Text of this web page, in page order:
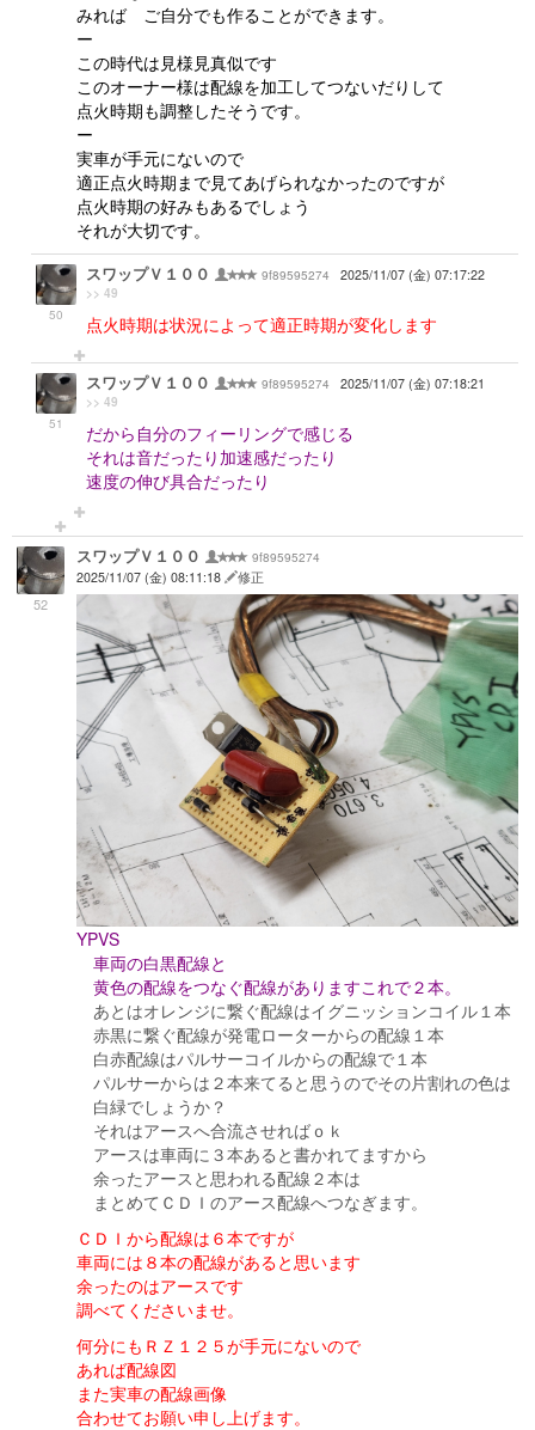
みれば ご自分でも作ることができます。
ー
この時代は見様見真似です
このオーナー様は配線を加工してつないだりして
点火時期も調整したそうです。
ー
実車が手元にないので
適正点火時期まで見てあげられなかったのですが
点火時期の好みもあるでしょう
それが大切です。
50
スワップＶ１００ 9f89595274 2025/11/07 (金) 07:17:22
>> 49
点火時期は状況によって適正時期が変化します
51
スワップＶ１００ 9f89595274 2025/11/07 (金) 07:18:21
>> 49
だから自分のフィーリングで感じる
それは音だったり加速感だったり
速度の伸び具合だったり
52
スワップＶ１００
9f89595274
2025/11/07 (金) 08:11:18
修正
YPVS
車両の白黒配線と
黄色の配線をつなぐ配線がありますこれで２本。
あとはオレンジに繋ぐ配線はイグニッションコイル１本
赤黒に繋ぐ配線が発電ローターからの配線１本
白赤配線はパルサーコイルからの配線で１本
パルサーからは２本来てると思うのでその片割れの色は
白緑でしょうか？
それはアースへ合流させればｏｋ
アースは車両に３本あると書かれてますから
余ったアースと思われる配線２本は
まとめてＣＤＩのアース配線へつなぎます。
ＣＤＩから配線は６本ですが
車両には８本の配線があると思います
余ったのはアースです
調べてくださいませ。
何分にもＲＺ１２５が手元にないので
あれば配線図
また実車の配線画像
合わせてお願い申し上げます。